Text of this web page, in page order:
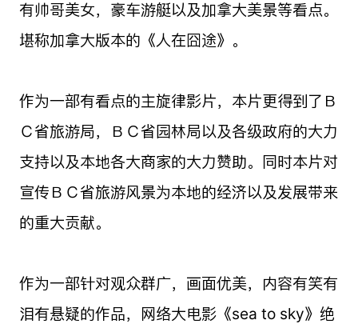
有帅哥美女，豪车游艇以及加拿大美景等看点。
堪称加拿大版本的《人在囧途》。
作为一部有看点的主旋律影片，本片更得到了Ｂ
Ｃ省旅游局，ＢＣ省园林局以及各级政府的大力
支持以及本地各大商家的大力赞助。同时本片对
宣传ＢＣ省旅游风景为本地的经济以及发展带来
的重大贡献。
作为一部针对观众群广，画面优美，内容有笑有
泪有悬疑的作品，网络大电影《sea to sky》绝